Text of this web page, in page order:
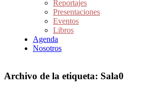
Reportajes
Presentaciones
Eventos
Libros
Agenda
Nosotros
Archivo de la etiqueta: Sala0